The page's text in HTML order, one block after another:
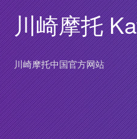
川崎摩托
川崎摩托中国官方网站